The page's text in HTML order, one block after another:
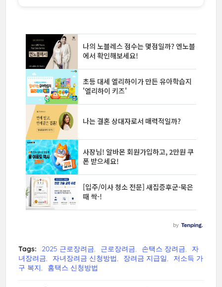
Tags: 2025 근로장려금 근로장려금 손택스 장려금
자
녀장려금
자녀장려금 신청방법 장려금 지급일
저소득 가
구 복지
홈택스 신청방법